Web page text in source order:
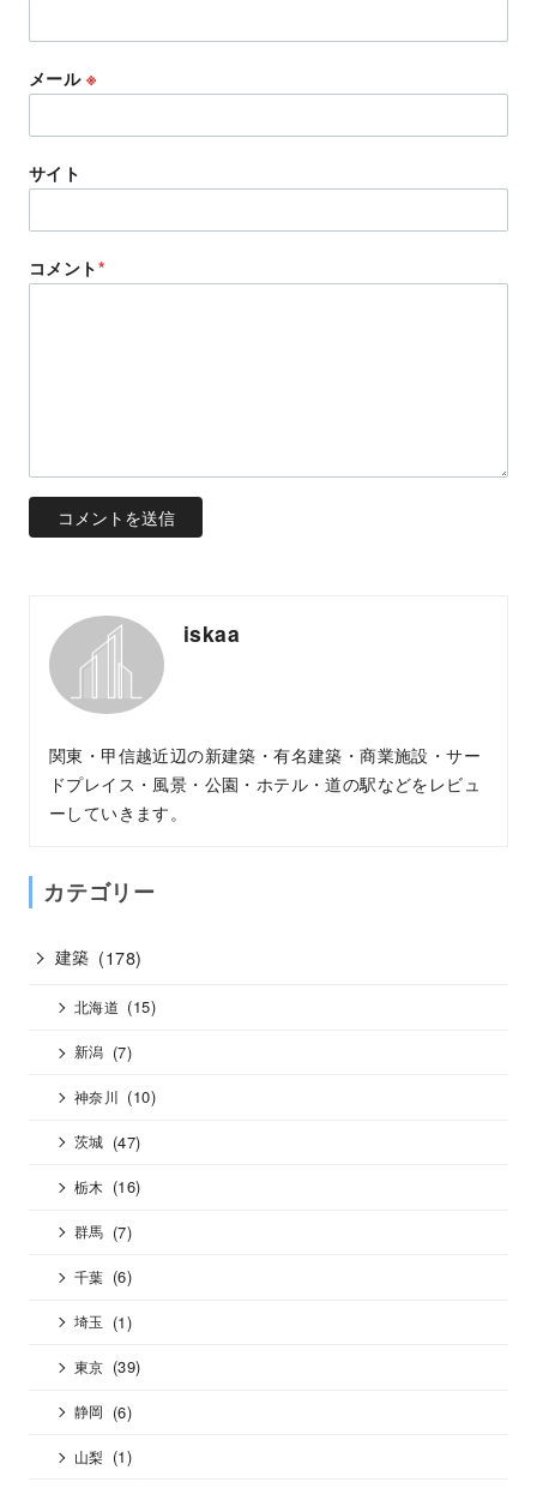
メール ※
サイト
コメント*
iskaa
関東・甲信越近辺の新建築・有名建築・商業施設・サー
ドプレイス・風景・公園・ホテル・道の駅などをレビュ
ーしていきます。
カテゴリー
建築 (178)
北海道 (15)
新潟 (7)
神奈川 (10)
茨城 (47)
栃木 (16)
群馬 (7)
千葉 (6)
埼玉 (1)
東京 (39)
静岡 (6)
山梨 (1)